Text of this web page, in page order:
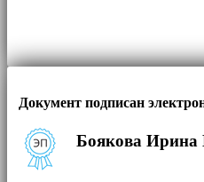
Документ подписан
Боякова Ирина